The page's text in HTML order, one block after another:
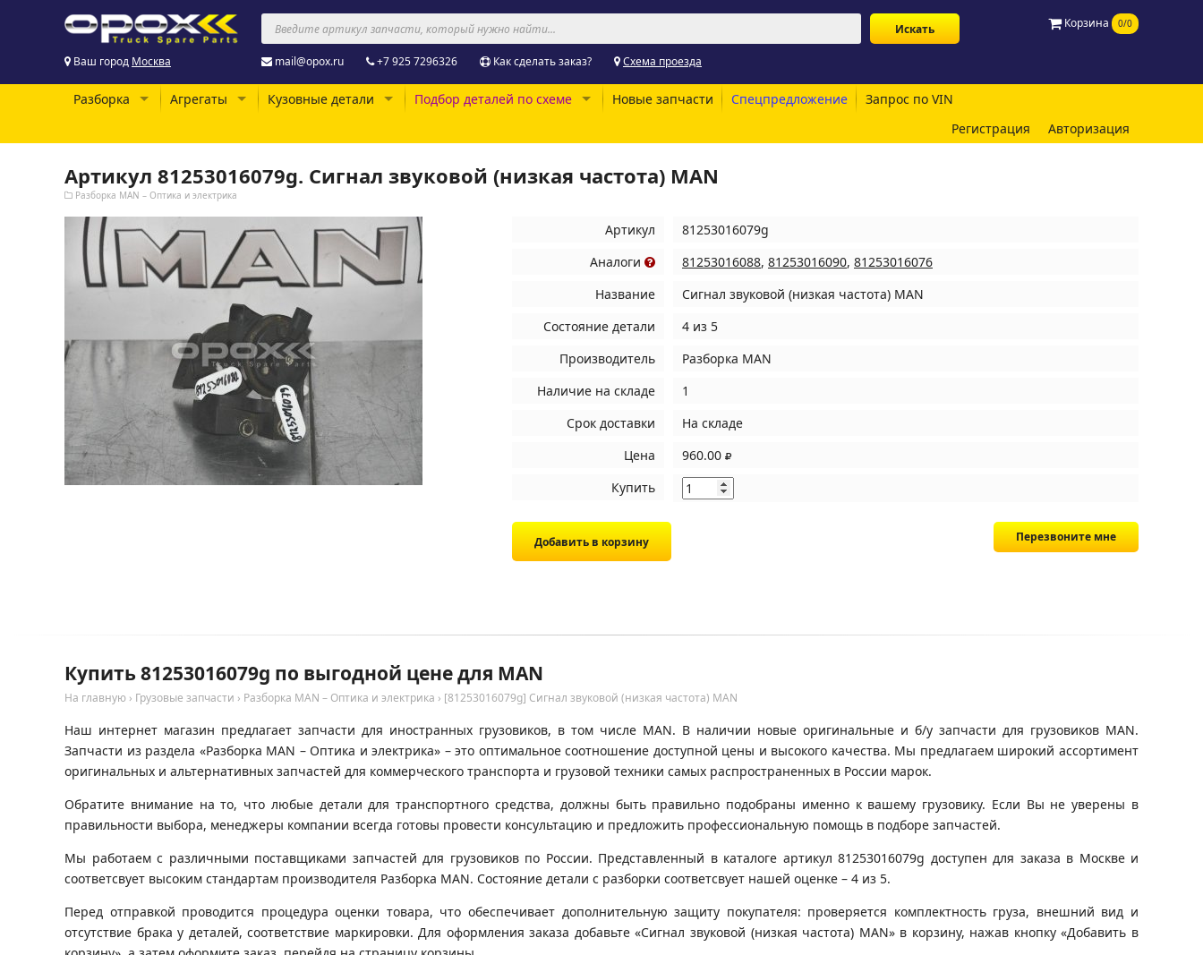
Корзина 0/0
Ваш город Москва mail@opox.ru +7 925 7296326 Как сделать заказ? Схема проезда
Разборка Агрегаты Кузовные детали Подбор деталей по схеме Новые запчасти Спецпредложение
Запрос по VIN
Регистрация
Авторизация
Артикул 81253016079g. Сигнал звуковой (низкая частота) MAN
Разборка MAN – Оптика и электрика
Артикул
81253016079g
Аналоги
81253016088, 81253016090, 81253016076
Название
Сигнал звуковой (низкая частота) MAN
Состояние детали
4 из 5
Производитель
Разборка MAN
Наличие на складе
1
Срок доставки
На складе
Цена
960.00
Купить
Перезвоните мне
Купить 81253016079g по выгодной цене для MAN
На главную › Грузовые запчасти › Разборка MAN – Оптика и электрика › [81253016079g] Сигнал звуковой (низкая частота) MAN
Наш интернет магазин предлагает запчасти для иностранных грузовиков, в том числе MAN. В наличии новые оригинальные и б/у запчасти для грузовиков MAN.
Запчасти из раздела «Разборка MAN – Оптика и электрика» – это оптимальное соотношение доступной цены и высокого качества. Мы предлагаем широкий ассортимент
оригинальных и альтернативных запчастей для коммерческого транспорта и грузовой техники самых распространенных в России марок.
Обратите внимание на то, что любые детали для транспортного средства, должны быть правильно подобраны именно к вашему грузовику. Если Вы не уверены в
правильности выбора, менеджеры компании всегда готовы провести консультацию и предложить профессиональную помощь в подборе запчастей.
Мы работаем с различными поставщиками запчастей для грузовиков по России. Представленный в каталоге артикул 81253016079g доступен для заказа в Москве и
соответсвует высоким стандартам производителя Разборка MAN. Состояние детали с разборки соответсвует нашей оценке – 4 из 5.
Перед отправкой проводится процедура оценки товара, что обеспечивает дополнительную защиту покупателя: проверяется комплектность груза, внешний вид и
отсутствие брака у деталей, соответствие маркировки. Для оформления заказа добавьте «Сигнал звуковой (низкая частота) MAN» в корзину, нажав кнопку «Добавить в